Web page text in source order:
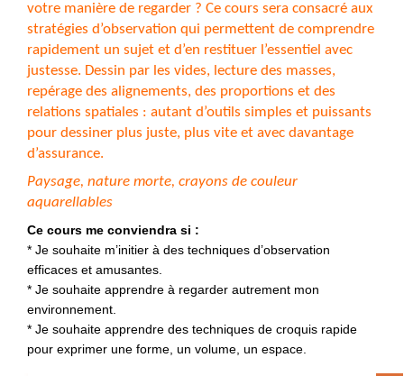
votre manière de regarder ? Ce cours sera consacré aux
stratégies d’observation qui permettent de comprendre
rapidement un sujet et d’en restituer l’essentiel avec
justesse. Dessin par les vides, lecture des masses,
repérage des alignements, des proportions et des
relations spatiales : autant d’outils simples et puissants
pour dessiner plus juste, plus vite et avec davantage
d’assurance.
Paysage, nature morte, crayons de couleur
aquarellables
Ce cours me conviendra si :
* Je souhaite m’initier à des techniques d’observation
efficaces et amusantes.
* Je souhaite apprendre à regarder autrement mon
environnement.
* Je souhaite apprendre des techniques de croquis rapide
pour exprimer une forme, un volume, un espace.